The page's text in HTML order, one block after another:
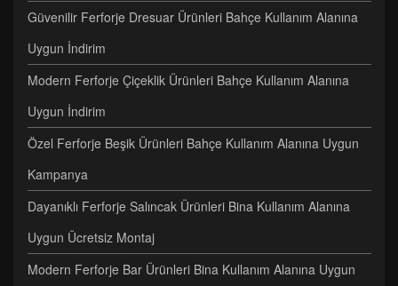
Güvenilir Ferforje Dresuar Ürünleri Bahçe Kullanım Alanına
Uygun İndirim
Modern Ferforje Çiçeklik Ürünleri Bahçe Kullanım Alanına
Uygun İndirim
Özel Ferforje Beşik Ürünleri Bahçe Kullanım Alanına Uygun
Kampanya
Dayanıklı Ferforje Salıncak Ürünleri Bina Kullanım Alanına
Uygun Ücretsiz Montaj
Modern Ferforje Bar Ürünleri Bina Kullanım Alanına Uygun